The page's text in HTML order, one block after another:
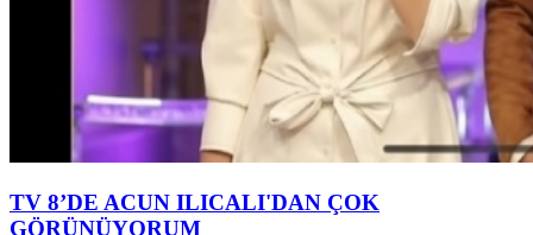
TV 8’DE ACUN ILICALI'DAN ÇOK
GÖRÜNÜYORUM